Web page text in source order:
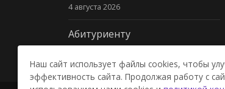
4 августа 2026
Абитуриенту
3 августа 2026
Наш сайт использует файлы cookies, чтобы
эффективность сайта. Продолжая работу с